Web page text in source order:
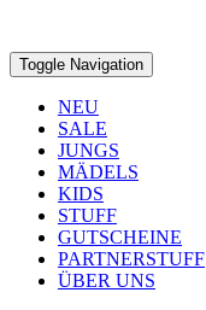
Toggle Navigation
NEU
SALE
JUNGS
MÄDELS
KIDS
STUFF
GUTSCHEINE
PARTNERSTUFF
ÜBER UNS